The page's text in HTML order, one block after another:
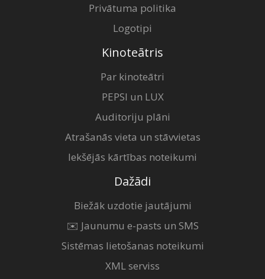
Privātuma politika
Logotipi
Kinoteātris
Par kinoteātri
PEPSI un LUX
Auditoriju plāni
Atrašanās vieta un stāvvietas
Iekšējās kārtības noteikumi
Dažādi
Biežāk uzdotie jautājumi
✉️ Jaunumu e-pasts un SMS
Sistēmas lietošanas noteikumi
XML serviss